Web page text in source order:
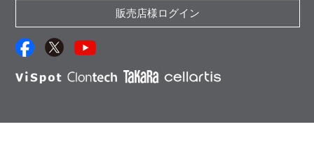
抗体検索サイト
資料請求 核酸抽出・精製カタログ
サンプル請求一覧
プロトコール集
販売店様ログイン